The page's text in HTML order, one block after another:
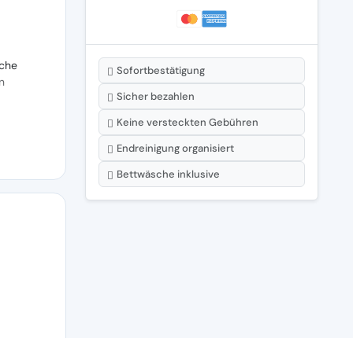
Sofortbestätigung
Sicher bezahlen
Keine versteckten Gebühren
Endreinigung organisiert
Bettwäsche inklusive